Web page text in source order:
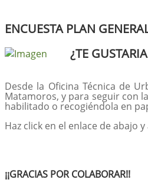
ENCUESTA PLAN
¿TE
Desde la Oficina Técnica de
Matamoros, y para seguir con
habilitado o recogiéndola en
Haz click en el enlace de abajo
¡¡GRACIAS POR COLABORAR!!